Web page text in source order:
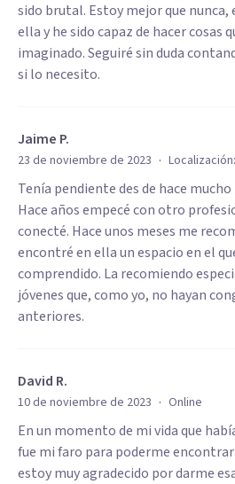
sido brutal. Estoy mejor que nunca,
ella y he sido capaz de hacer cosas
imaginado. Seguiré sin duda
si lo necesito.
Jaime P.
23 de noviembre de 2023 · Localización:
Tenía pendiente des de hace
Hace años empecé con otro
conecté. Hace unos meses me
encontré en ella un espacio en el
comprendido. La recomiendo
jóvenes que, como yo, no hayan
anteriores.
David R.
10 de noviembre de 2023 · Online
En un momento de mi vida que
fue mi faro para poderme
estoy muy agradecido por darme